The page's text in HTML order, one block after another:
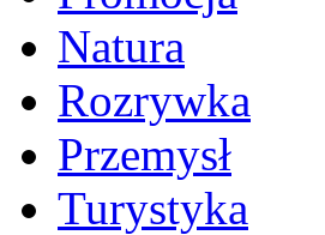
Natura
Rozrywka
Przemysł
Turystyka